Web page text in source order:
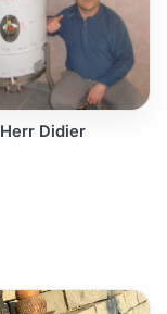
Herr Didier